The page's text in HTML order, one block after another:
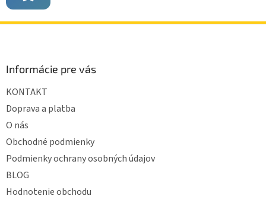
Informácie pre vás
KONTAKT
Doprava a platba
O nás
Obchodné podmienky
Podmienky ochrany osobných údajov
BLOG
Hodnotenie obchodu